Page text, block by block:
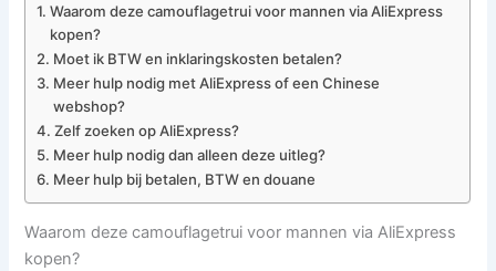
Waarom deze camouflagetrui voor mannen via AliExpress
kopen?
Moet ik BTW en inklaringskosten betalen?
Meer hulp nodig met AliExpress of een Chinese
webshop?
Zelf zoeken op AliExpress?
Meer hulp nodig dan alleen deze uitleg?
Meer hulp bij betalen, BTW en douane
Waarom deze camouflagetrui voor mannen via AliExpress
kopen?